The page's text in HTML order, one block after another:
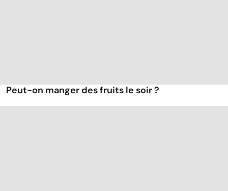
Peut-on manger des fruits le soir ?